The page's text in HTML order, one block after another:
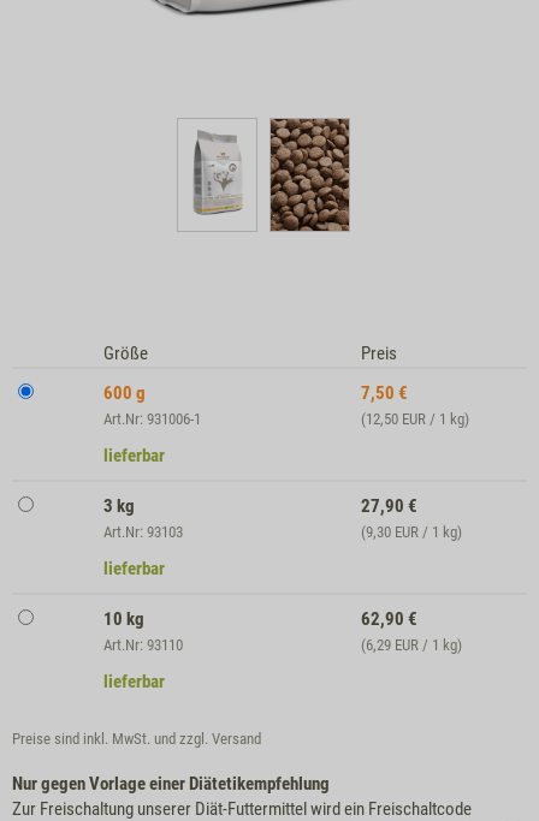
Größe
Preis
600 g
Art.Nr: 931006-1
7,50 €
(12,50 EUR / 1 kg)
lieferbar
3 kg
Art.Nr: 93103
27,90 €
(9,30 EUR / 1 kg)
lieferbar
10 kg
Art.Nr: 93110
62,90 €
(6,29 EUR / 1 kg)
lieferbar
Preise sind inkl. MwSt. und zzgl. Versand
Nur gegen Vorlage einer Diätetikempfehlung
Zur Freischaltung unserer Diät-Futtermittel wird ein Freischaltcode